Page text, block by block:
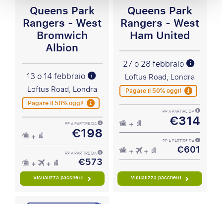
Queens Park
Rangers - West
Bromwich
Albion
13 o 14 febbraio
Loftus Road, Londra
Pagate il 50% oggi!
PP A PARTIRE DA
€198
PP A PARTIRE DA
€573
Visualizza pacchetti
Queens Park
Rangers - West
Ham United
27 o 28 febbraio
Loftus Road, Londra
Pagate il 50% oggi!
PP A PARTIRE DA
€314
PP A PARTIRE DA
€601
Visualizza pacchetti